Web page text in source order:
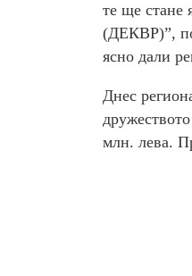
те ще стане
(ДЕКВР)”,
ясно дали
Днес
млн. лева.